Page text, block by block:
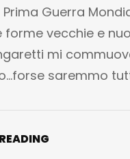
Guerra
forme vecchie e
mi
saremmo